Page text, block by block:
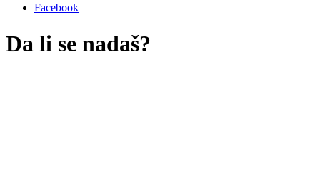
Facebook
Da li se nadaš?